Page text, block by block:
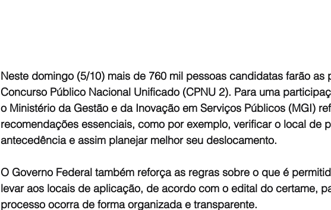
Neste domingo (5/10) mais de 760 mil pessoas candidatas farão as
Concurso Público Nacional Unificado (CPNU 2). Para uma
o Ministério da Gestão e da Inovação em Serviços Públicos (MGI)
recomendações essenciais, como por exemplo, verificar o local de
antecedência e assim planejar melhor seu deslocamento.
O Governo Federal também reforça as regras sobre o que é
levar aos locais de aplicação, de acordo com o edital do certame,
processo ocorra de forma organizada e transparente.